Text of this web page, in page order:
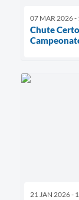
07 MAR 2026 -
Chute
21 JAN 2026 -